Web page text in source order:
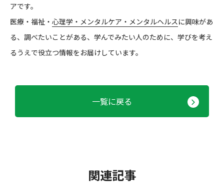
アです。
医療・福祉・ 心理学・メンタルケア・メンタルヘルス に興味があ
る、調べたいことがある、学んでみたい人のために、学びを考え
るうえで役立つ情報をお届けしています。
一覧に戻る
関連記事